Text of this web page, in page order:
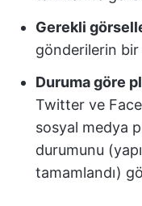
Gerekli
gönderilerin
Duruma göre
Twitter ve
sosyal medya
durumunu
tamamlandı)